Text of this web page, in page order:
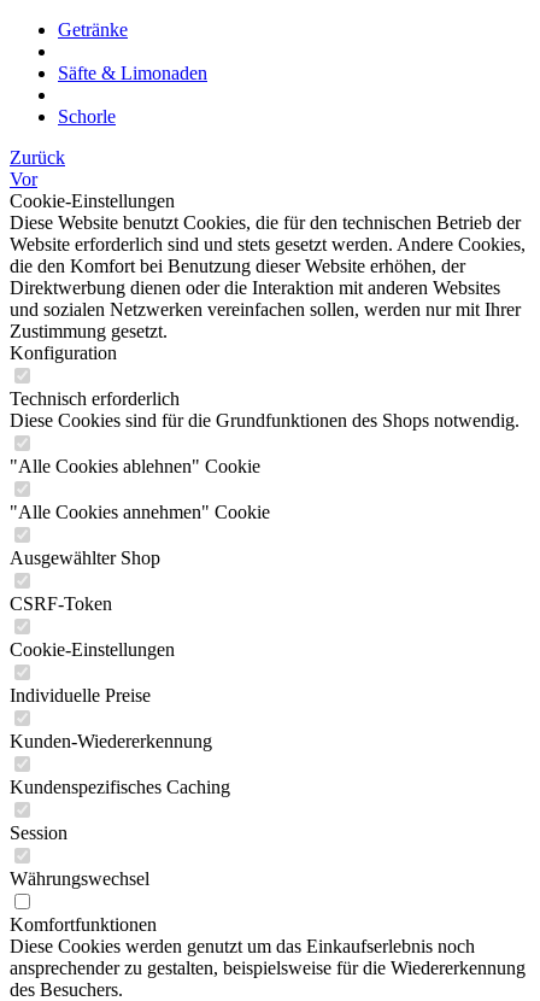
Getränke
Säfte & Limonaden
Schorle
Zurück
Vor
Cookie-Einstellungen
Diese Website benutzt Cookies, die für den technischen Betrieb der
Website erforderlich sind und stets gesetzt werden. Andere Cookies,
die den Komfort bei Benutzung dieser Website erhöhen, der
Direktwerbung dienen oder die Interaktion mit anderen Websites
und sozialen Netzwerken vereinfachen sollen, werden nur mit Ihrer
Zustimmung gesetzt.
Konfiguration
Technisch erforderlich
Diese Cookies sind für die Grundfunktionen des Shops notwendig.
"Alle Cookies ablehnen" Cookie
"Alle Cookies annehmen" Cookie
Ausgewählter Shop
CSRF-Token
Cookie-Einstellungen
Individuelle Preise
Kunden-Wiedererkennung
Kundenspezifisches Caching
Session
Währungswechsel
Komfortfunktionen
Diese Cookies werden genutzt um das Einkaufserlebnis noch
ansprechender zu gestalten, beispielsweise für die Wiedererkennung
des Besuchers.